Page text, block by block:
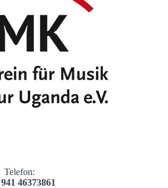
Telefon:
46373861